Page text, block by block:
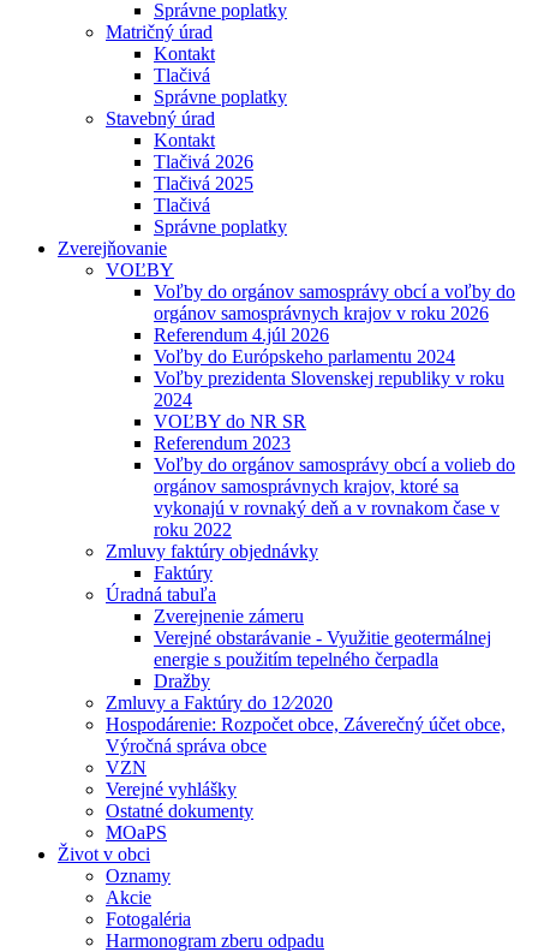
Správne poplatky
Matričný úrad
Kontakt
Tlačivá
Správne poplatky
Stavebný úrad
Kontakt
Tlačivá 2026
Tlačivá 2025
Tlačivá
Správne poplatky
Zverejňovanie
VOĽBY
Voľby do orgánov samosprávy obcí a voľby do
orgánov samosprávnych krajov v roku 2026
Referendum 4.júl 2026
Voľby do Európskeho parlamentu 2024
Voľby prezidenta Slovenskej republiky v roku
2024
VOĽBY do NR SR
Referendum 2023
Voľby do orgánov samosprávy obcí a volieb do
orgánov samosprávnych krajov, ktoré sa
vykonajú v rovnaký deň a v rovnakom čase v
roku 2022
Zmluvy faktúry objednávky
Faktúry
Úradná tabuľa
Zverejnenie zámeru
Verejné obstarávanie - Využitie geotermálnej
energie s použitím tepelného čerpadla
Dražby
Zmluvy a Faktúry do 12⁄2020
Hospodárenie: Rozpočet obce, Záverečný účet obce,
Výročná správa obce
VZN
Verejné vyhlášky
Ostatné dokumenty
MOaPS
Život v obci
Oznamy
Akcie
Fotogaléria
Harmonogram zberu odpadu